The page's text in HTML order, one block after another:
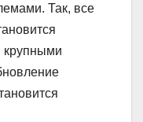
Так, все
крупными